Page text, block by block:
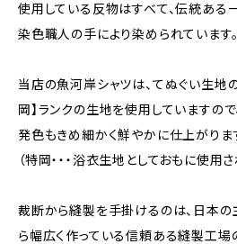
使用している反物はすべて、伝統あ
染色職人の手により染められています。
当店の魚河岸シャツは、てぬぐい生地
岡】ランクの生地を使用していますの
発色もきめ細かく鮮やかに仕上がりま
（特岡・・・浴衣生地としておもに使用
裁断から縫製を手掛けるのは、日本
ら幅広く作っている信頼ある縫製工場